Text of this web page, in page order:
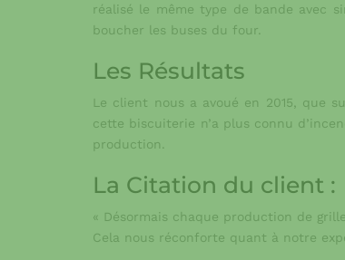
réalisé le même type de bande avec
boucher les buses du four.
Les Résultats
Le client nous a avoué en 2015, que
cette biscuiterie n’a plus connu
production.
La Citation du client :
« Désormais chaque production de
Cela nous réconforte quant à notre